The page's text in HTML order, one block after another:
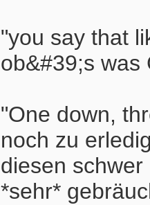
"you say that
ob&#39;s was
"One down,
noch zu
diesen
*sehr*